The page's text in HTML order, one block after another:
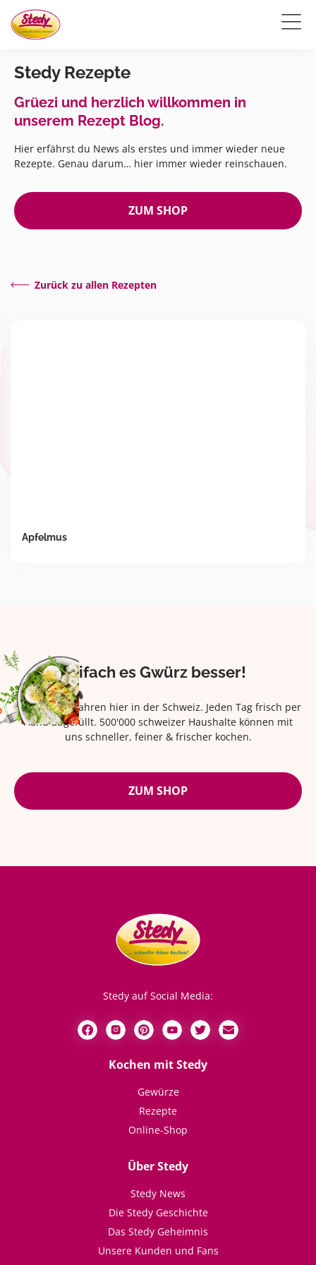
Stedy Rezepte
Grüezi und herzlich willkommen in
unserem Rezept Blog.
Hier erfährst du News als erstes und immer wieder neue
Rezepte. Genau darum… hier immer wieder reinschauen.
ZUM SHOP
Zurück zu allen Rezepten
Apfelmus
Eifach es Gwürz besser!
Seit über 42 Jahren hier in der Schweiz. Jeden Tag frisch per
Hand abgefüllt. 500'000 schweizer Haushalte können mit
uns schneller, feiner & frischer kochen.
ZUM SHOP
Stedy auf Social Media:
Kochen mit Stedy
Gewürze
Rezepte
Online-Shop
Über Stedy
Stedy News
Die Stedy Geschichte
Das Stedy Geheimnis
Unsere Kunden und Fans